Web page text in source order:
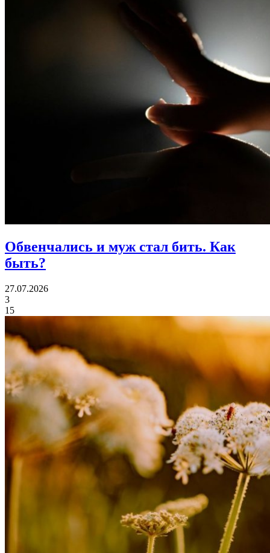
Обвенчались и муж стал бить. Как
быть?
27.07.2026
3
15